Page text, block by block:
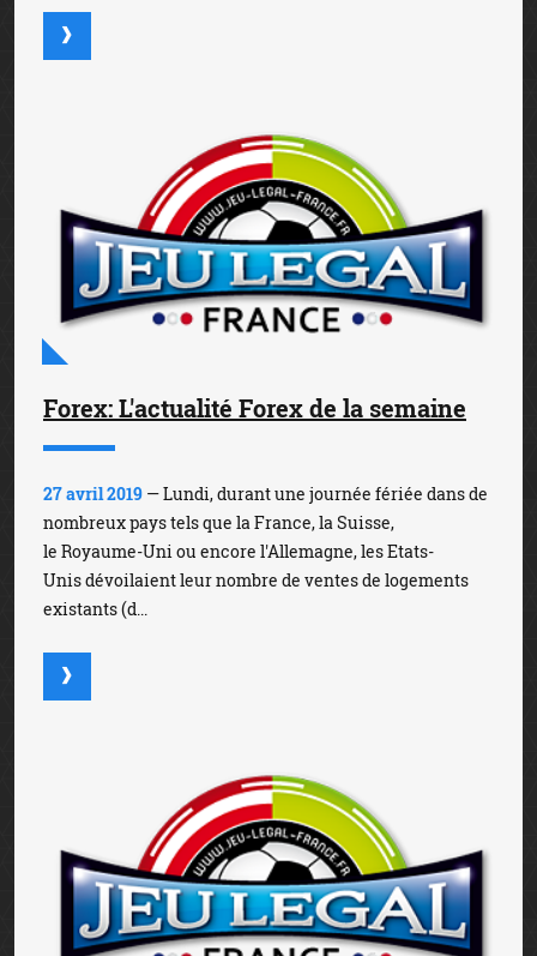
Forex: L'actualité Forex de la semaine
27 avril 2019 — Lundi, durant une journée fériée dans de
nombreux pays tels que la France, la Suisse,
le Royaume-Uni ou encore l'Allemagne, les Etats-
Unis dévoilaient leur nombre de ventes de logements
existants (d...